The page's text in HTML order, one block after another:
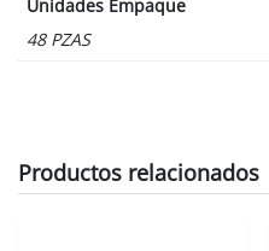
Unidades Empaque
48 PZAS
Productos relacionados